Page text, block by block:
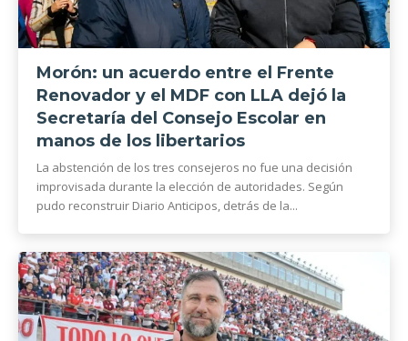
Morón: un acuerdo entre el Frente
Renovador y el MDF con LLA dejó la
Secretaría del Consejo Escolar en
manos de los libertarios
La abstención de los tres consejeros no fue una decisión
improvisada durante la elección de autoridades. Según
pudo reconstruir Diario Anticipos, detrás de la...